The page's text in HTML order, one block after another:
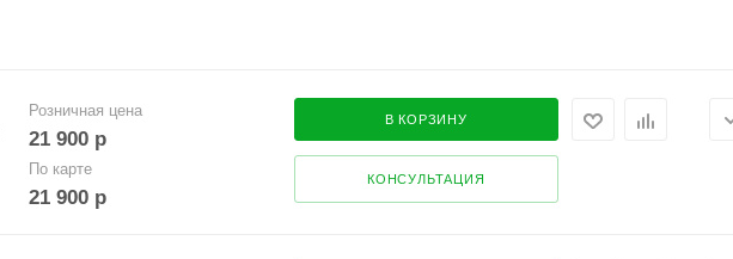
Розничная цена
21 900р
По карте
21 900р
В КОРЗИНУ
КОНСУЛЬТАЦИЯ